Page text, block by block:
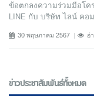
ข้อตกลงความร่วมมือโค
LINE กับ บริษัท ไลน์ คอ
30 พฤษภาคม 2567 อ่
ข่าวประชาสัมพันธ์ทั้งหมด